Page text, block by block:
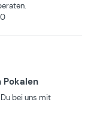
Pokalen
bei uns mit